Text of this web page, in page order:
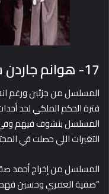
17- هوانم جاردن سيتي
المسلسل بنشوف فيهم وفي
التغيرات اللي حصلت في
المسلسل من إخراج أحمد
“صفية العمري وحسين